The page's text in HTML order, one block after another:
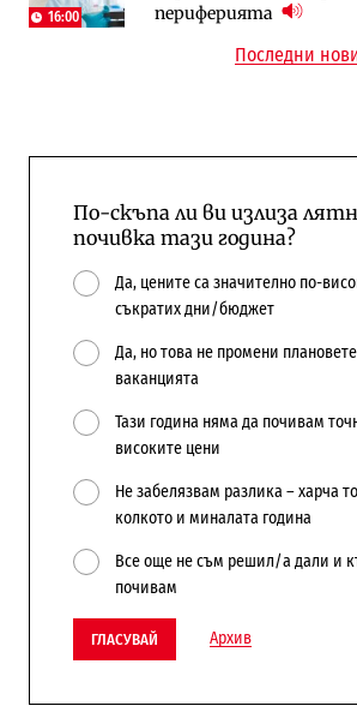
16:00
периферията
напълно от Google
Доброславци
Последни
По-скъпа ли ви излиза
почивка тази година?
Да, цените са значително по-
съкратих дни/бюджет
Да, но това не промени
ваканцията
Тази година няма да почивам
високите цени
Не забелязвам разлика – харча
колкото и миналата година
Все още не съм решил/а дали и
почивам
ГЛАСУВАЙ Архив